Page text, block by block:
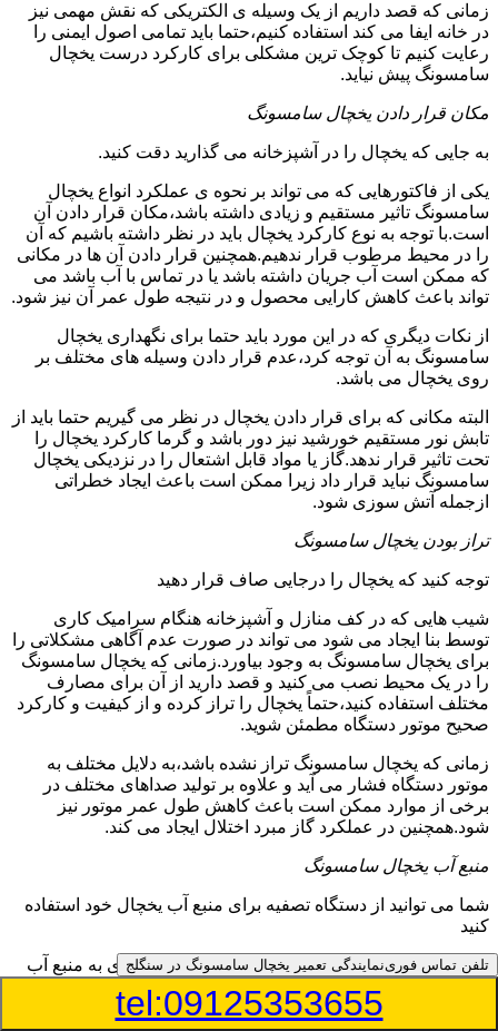
زمانی که قصد داریم از یک وسیله ی الکتریکی که نقش مهمی نیز
در خانه ایفا می کند استفاده کنیم،حتما باید تمامی اصول ایمنی را
رعایت کنیم تا کوچک ترین مشکلی برای کارکرد درست یخچال
سامسونگ پیش نیاید.
مکان قرار دادن یخچال سامسونگ
به جایی که یخچال را در آشپزخانه می گذارید دقت کنید.
یکی از فاکتورهایی که می تواند بر نحوه ی عملکرد انواع یخچال
سامسونگ تاثیر مستقیم و زیادی داشته باشد،مکان قرار دادن آن
است.با توجه به نوع کارکرد یخچال باید در نظر داشته باشیم که آن
را در محیط مرطوب قرار ندهیم.همچنین قرار دادن آن ها در مکانی
که ممکن است آب جریان داشته باشد یا در تماس با آب باشد می
تواند باعث کاهش کارایی محصول و در نتیجه طول عمر آن نیز شود.
از نکات دیگری که در این مورد باید حتما برای نگهداری یخچال
سامسونگ به آن توجه کرد،عدم قرار دادن وسیله های مختلف بر
روی یخچال می باشد.
البته مکانی که برای قرار دادن یخچال در نظر می گیریم حتما باید از
تابش نور مستقیم خورشید نیز دور باشد و گرما کارکرد یخچال را
تحت تاثیر قرار ندهد.گاز یا مواد قابل اشتعال را در نزدیکی یخچال
سامسونگ نباید قرار داد زیرا ممکن است باعث ایجاد خطراتی
ازجمله آتش سوزی شود.
تراز بودن یخچال سامسونگ
توجه کنید که یخچال را درجایی صاف قرار دهید
شیب هایی که در کف منازل و آشپزخانه هنگام سرامیک کاری
توسط بنا ایجاد می شود می تواند در صورت عدم آگاهی مشکلاتی را
برای یخچال سامسونگ به وجود بیاورد.زمانی که یخچال سامسونگ
را در یک محیط نصب می کنید و قصد دارید از آن برای مصارف
مختلف استفاده کنید،حتماً یخچال را تراز کرده و از کیفیت و کارکرد
صحیح موتور دستگاه مطمئن شوید.
زمانی که یخچال سامسونگ تراز نشده باشد،به دلایل مختلف به
موتور دستگاه فشار می آید و علاوه بر تولید صداهای مختلف در
برخی از موارد ممکن است باعث کاهش طول عمر موتور نیز
شود.همچنین در عملکرد گاز مبرد اختلال ایجاد می کند.
منبع آب یخچال سامسونگ
شما می توانید از دستگاه تصفیه برای منبع آب یخچال خود استفاده
کنید
در دفترچه راهنمای یخچال سامسونگ قسمت ویژه ای به منبع آب
آن و راهنمایی لازم در زمینه نصب و استفاده از آن اختصاص داده
شده است.برخی از مدل های یخچال سامسونگ دارای منبع آبریز
تلفن تماس فورینمایندگی تعمیر یخچال سامسونگ در سنگلج
tel:09125353655